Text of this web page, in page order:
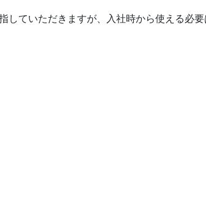
ていただきますが、入社時から使える必